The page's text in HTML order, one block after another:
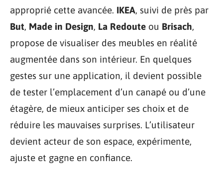
approprié cette avancée. IKEA, suivi de près par
But, Made in Design, La Redoute ou Brisach,
propose de visualiser des meubles en réalité
augmentée dans son intérieur. En quelques
gestes sur une application, il devient possible
de tester l’emplacement d’un canapé ou d’une
étagère, de mieux anticiper ses choix et de
réduire les mauvaises surprises. L’utilisateur
devient acteur de son espace, expérimente,
ajuste et gagne en confiance.